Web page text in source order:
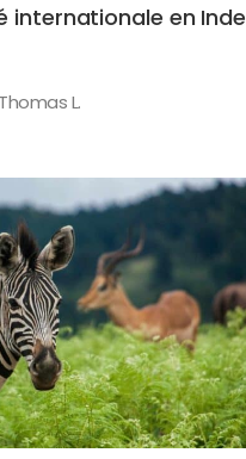
internationale en Inde
L.